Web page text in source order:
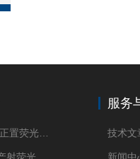
服务
技术文